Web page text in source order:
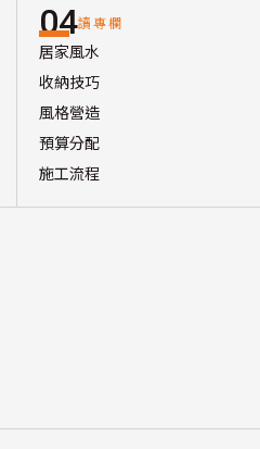
04讀專欄
居家風水
收納技巧
風格營造
預算分配
施工流程